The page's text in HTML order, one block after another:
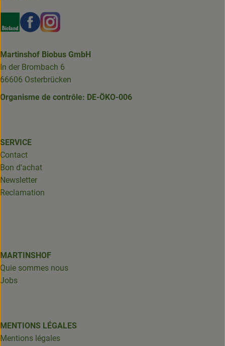
Externer Link zu https://www.bioland.de/verbraucher
Externer Link zu https://www.facebook.com/
Externer Link zu https://www.instagram.com/
Martinshof Biobus GmbH
In der Brombach 6
66606 Osterbrücken
Organisme de contrôle: DE-ÖKO-006
SERVICE
Contact
Bon d'achat
Newsletter
Reclamation
MARTINSHOF
Quie sommes nous
Jobs
MENTIONS LÉGALES
Mentions légales